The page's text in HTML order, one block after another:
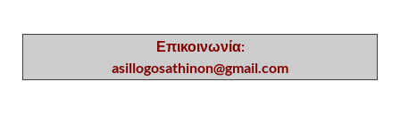
Επικοινωνία:
asillogosathinon@gmail.com